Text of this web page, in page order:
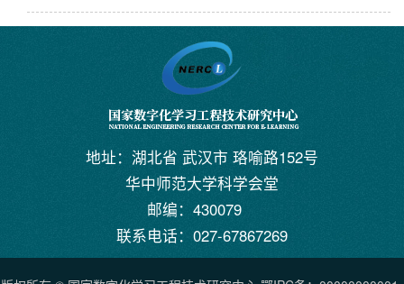
地址：湖北省 武汉市 珞喻路152号
华中师范大学科学会堂
邮编：430079
联系电话：027-67867269